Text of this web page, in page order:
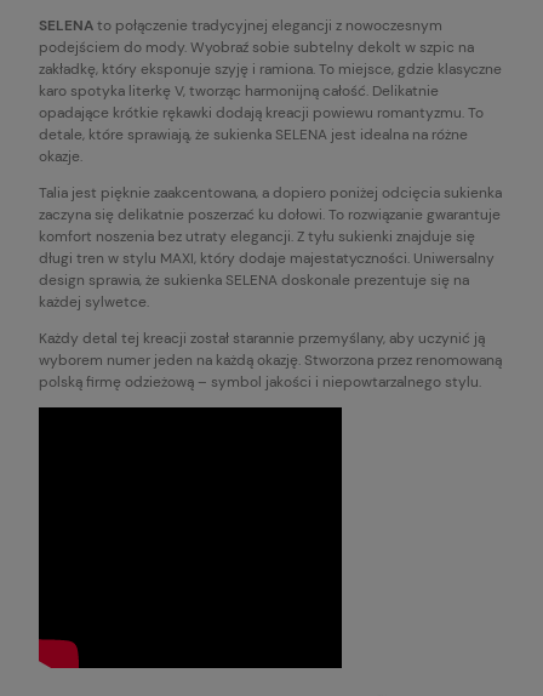
SELENAto połączenie tradycyjnej elegancji z nowoczesnym
podejściem do mody. Wyobraź sobie subtelny dekolt w szpic na
zakładkę, który eksponuje szyję i ramiona. To miejsce, gdzie klasyczne
karo spotyka literkę V, tworząc harmonijną całość. Delikatnie
opadające krótkie rękawki dodają kreacji powiewu romantyzmu. To
detale, które sprawiają, że sukienka SELENA jest idealna na różne
okazje.
Talia jest pięknie zaakcentowana, a dopiero poniżej odcięcia sukienka
zaczyna się delikatnie poszerzać ku dołowi. To rozwiązanie gwarantuje
komfort noszenia bez utraty elegancji. Z tyłu sukienki znajduje się
długi tren w stylu MAXI, który dodaje majestatyczności. Uniwersalny
design sprawia, że sukienka SELENA doskonale prezentuje się na
każdej sylwetce.
Każdy detal tej kreacji został starannie przemyślany, aby uczynić ją
wyborem numer jeden na każdą okazję. Stworzona przez renomowaną
polską firmę odzieżową – symbol jakości i niepowtarzalnego stylu.